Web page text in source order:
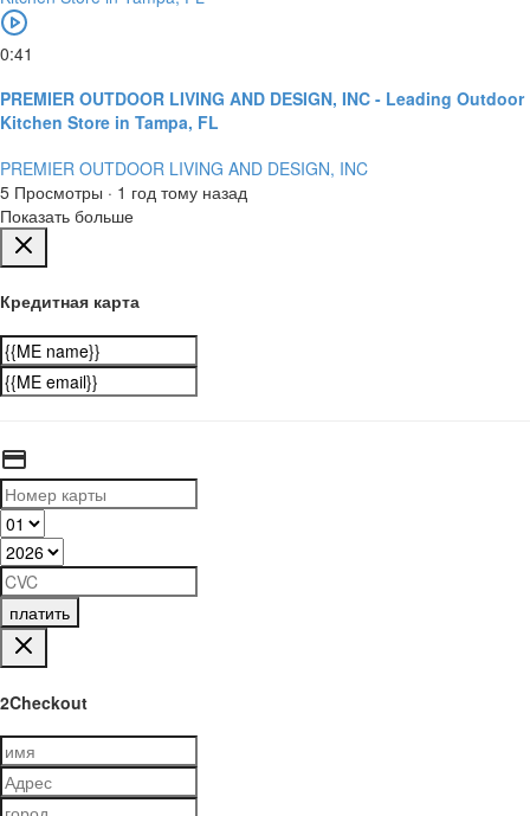
0:41
PREMIER OUTDOOR LIVING AND DESIGN, INC - Leading Outdoor
Kitchen Store in Tampa, FL
PREMIER OUTDOOR LIVING AND DESIGN, INC
5 Просмотры · 1 год тому назад
Показать больше
Кредитная карта
платить
2Checkout